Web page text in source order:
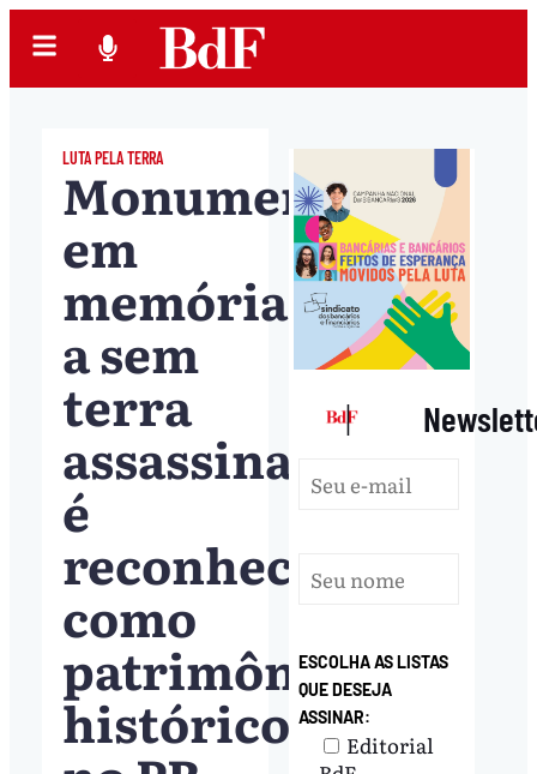
LUTA PELA TERRA
Monumento
em
memória
a sem
terra
assassinado
é
reconhecido
como
patrimônio
histórico
|
ESCOLHA AS LISTAS
QUE DESEJA
ASSINAR:
Editorial